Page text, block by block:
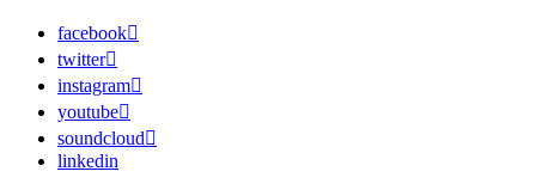
facebook
twitter
instagram
youtube
soundcloud
linkedin